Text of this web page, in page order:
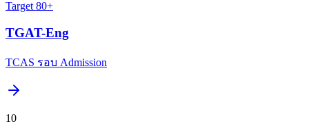
Target 80+
TGAT-Eng
TCAS รอบ Admission
10